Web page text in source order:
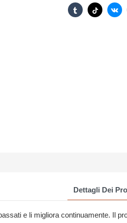
Dettagli Dei
e li migliora continuamente. Il